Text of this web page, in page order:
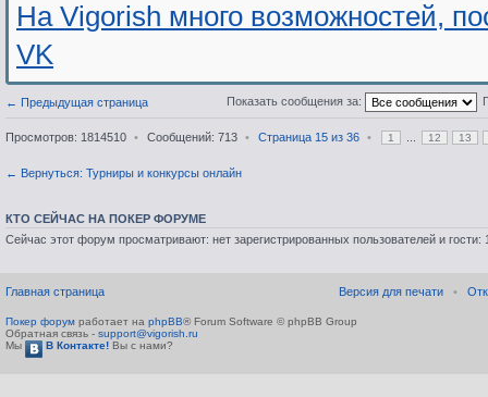
На Vigorish много возможностей,
VK
← Предыдущая страница Показать сообщения за:
Просмотров: 1814510 • Сообщений: 713 • Страница 15из 36 • 1 12 13
← Вернуться: Турниры и конкурсы онлайн
КТО СЕЙЧАС НА ПОКЕР ФОРУМЕ
Сейчас этот форум просматривают: нет зарегистрированных пользователей и гости:
Главная страница •
Версия для печати
Покер форум работает на phpBB® Forum Software © phpBB Group
Обратная связь - support@vigorish.ru
Мы
В Контакте! Вы с нами?